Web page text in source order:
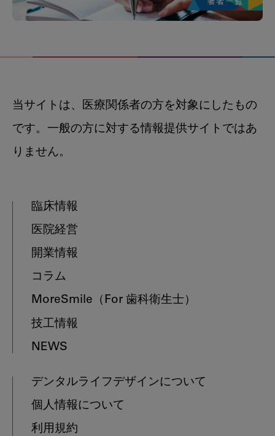
当サイトは、医療関係者の方を対象にしたもの
です。一般の方に対する情報提供サイトではあ
りません。
臨床情報
医院経営
開業情報
コラム
MoreSmile （For 歯科衛生士）
技工情報
NEWS
デンタルライフデザインについて
個人情報について
利用規約